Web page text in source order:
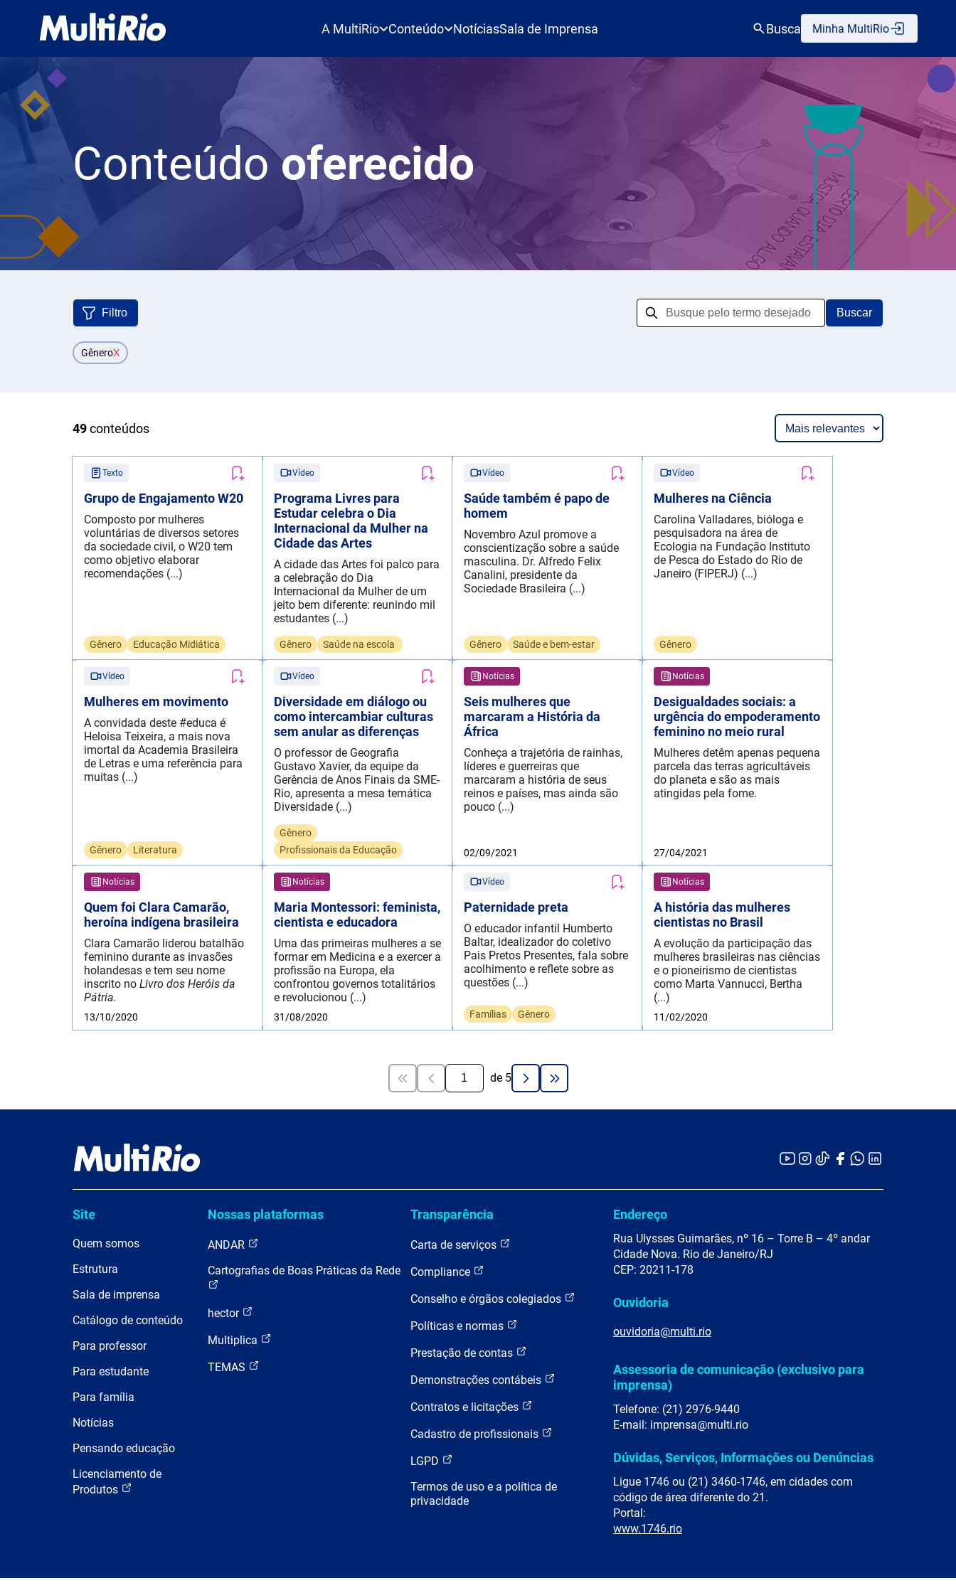
A MultiRio Conteúdo NotíciasSala de Imprensa Busca Minha MultiRio
Conteúdooferecido
Filtro Buscar
GêneroX
49conteúdos
Texto
Grupo de Engajamento W20
Composto por mulheres
voluntárias de diversos setores
da sociedade civil, o W20 tem
como objetivo elaborar
recomendações (...)
Gênero Educação Midiática
Vídeo
Programa Livres para
Estudar celebra o Dia
Internacional da Mulher na
Cidade das Artes
A cidade das Artes foi palco para
a celebração do Dia
Internacional da Mulher de um
jeito bem diferente: reunindo mil
estudantes (...)
Gênero Saúde na escola
Vídeo
Saúde também é papo de
homem
Novembro Azul promove a
conscientização sobre a saúde
masculina. Dr. Alfredo Felix
Canalini, presidente da
Sociedade Brasileira (...)
Gênero Saúde e bem-estar
Vídeo
Mulheres na Ciência
Carolina Valladares, bióloga e
pesquisadora na área de
Ecologia na Fundação Instituto
de Pesca do Estado do Rio de
Janeiro (FIPERJ) (...)
Gênero
Vídeo
Mulheres em movimento
A convidada deste #educa é
Heloisa Teixeira, a mais nova
imortal da Academia Brasileira
de Letras e uma referência para
muitas (...)
Gênero Literatura
Vídeo
Diversidade em diálogo ou
como intercambiar culturas
sem anular as diferenças
O professor de Geografia
Gustavo Xavier, da equipe da
Gerência de Anos Finais da SME-
Rio, apresenta a mesa temática
Diversidade (...)
Gênero
Profissionais da Educação
Notícias
Seis mulheres que
marcaram a História da
África
Conheça a trajetória de rainhas,
líderes e guerreiras que
marcaram a história de seus
reinos e países, mas ainda são
pouco (...)
02/09/2021
Notícias
Desigualdades sociais: a
urgência do empoderamento
feminino no meio rural
Mulheres detêm apenas pequena
parcela das terras agricultáveis
do planeta e são as mais
atingidas pela fome.
27/04/2021
Notícias
Quem foi Clara Camarão,
heroína indígena brasileira
Clara Camarão liderou batalhão
feminino durante as invasões
holandesas e tem seu nome
inscrito no Livro dos Heróis da
Pátria.
13/10/2020
Notícias
Maria Montessori: feminista,
cientista e educadora
Uma das primeiras mulheres a se
formar em Medicina e a exercer a
profissão na Europa, ela
confrontou governos totalitários
e revolucionou (...)
31/08/2020
Vídeo
Paternidade preta
O educador infantil Humberto
Baltar, idealizador do coletivo
Pais Pretos Presentes, fala sobre
acolhimento e reflete sobre as
questões (...)
Famílias Gênero
Notícias
A história das mulheres
cientistas no Brasil
A evolução da participação das
mulheres brasileiras nas ciências
e o pioneirismo de cientistas
como Marta Vannucci, Bertha
(...)
11/02/2020
de 5
Site
Quem somos
Estrutura
Sala de imprensa
Catálogo de conteúdo
Para professor
Para estudante
Para família
Notícias
Pensando educação
Licenciamento de
Produtos
Nossas plataformas
ANDAR
Cartografias de Boas Práticas da Rede
hector
Multiplica
TEMAS
Transparência
Carta de serviços
Compliance
Conselho e órgãos colegiados
Políticas e normas
Prestação de contas
Demonstrações contábeis
Contratos e licitações
Cadastro de profissionais
LGPD
Termos de uso e a política de
privacidade
Endereço
Rua Ulysses Guimarães, nº 16 – Torre B – 4º andar
Cidade Nova. Rio de Janeiro/RJ
CEP: 20211-178
Ouvidoria
ouvidoria@multi.rio
Assessoria de comunicação (exclusivo para
imprensa)
Telefone: (21) 2976-9440
E-mail: imprensa@multi.rio
Dúvidas, Serviços, Informações ou Denúncias
Ligue 1746 ou (21) 3460-1746, em cidades com
código de área diferente do 21.
Portal:
www.1746.rio